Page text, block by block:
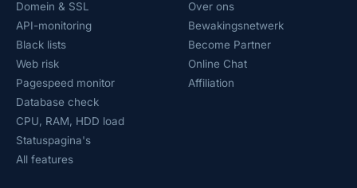
Domein & SSL
API-monitoring
Black lists
Web risk
Pagespeed monitor
Database check
CPU, RAM, HDD load
Statuspagina's
All features
Over ons
Bewakingsnetwerk
Become Partner
Online Chat
Affiliation